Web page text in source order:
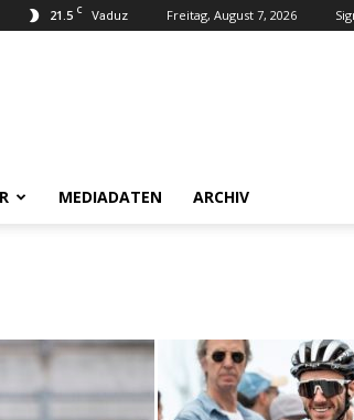
21.5 C Vaduz Freitag, August 7, 2026
MEDIADATEN ARCHIV